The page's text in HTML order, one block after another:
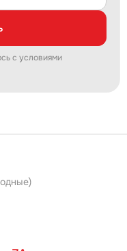
с условиями